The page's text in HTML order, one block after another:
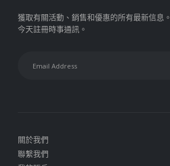
獲取有關活動、銷售和優惠的所有最新信息。
今天註冊時事通訊。
關於我們
聯繫我們